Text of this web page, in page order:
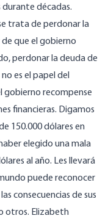
durante décadas.
trata de perdonar la
que el gobierno
perdonar la deuda de
es el papel del
gobierno recompense
financieras. Digamos
150.000 dólares en
elegido una mala
al año. Les llevará
puede reconocer
consecuencias de sus
otros. Elizabeth